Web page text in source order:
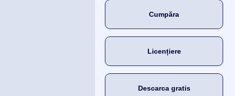
Cumpăra
Licențiere
Descarca gratis